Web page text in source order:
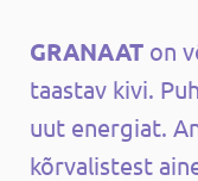
GRANAAT on
taastav kivi.
uut energiat.
kõrvalistest